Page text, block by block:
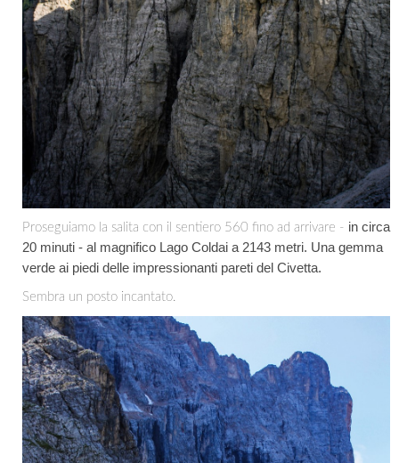
Proseguiamo la salita con il sentiero 560 fino ad arrivare - in circa
20 minuti - al magnifico Lago Coldai a 2143 metri. Una gemma
verde ai piedi delle impressionanti pareti del Civetta.
Sembra un posto incantato.